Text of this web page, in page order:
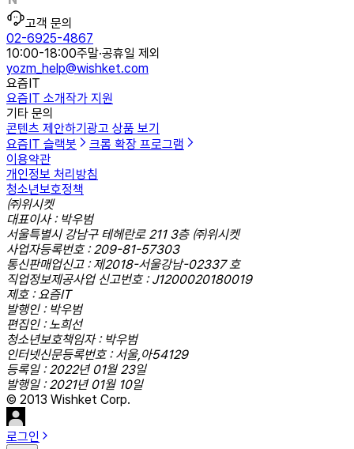
고객 문의
02-6925-4867
10:00-18:00주말·공휴일 제외
yozm_help@wishket.com
요즘IT
요즘IT 소개작가 지원
기타 문의
콘텐츠 제안하기 광고 상품 보기
요즘IT 슬랙봇
크롬 확장 프로그램
이용약관
개인정보 처리방침
청소년보호정책
㈜위시켓
대표이사 : 박우범
서울특별시 강남구 테헤란로 211 3층 ㈜위시켓
사업자등록번호 : 209-81-57303
통신판매업신고 : 제2018-서울강남-02337 호
직업정보제공사업 신고번호 : J1200020180019
제호 : 요즘IT
발행인 : 박우범
편집인 : 노희선
청소년보호책임자 : 박우범
인터넷신문등록번호 : 서울,아54129
등록일 : 2022년 01월 23일
발행일 : 2021년 01월 10일
© 2013 Wishket Corp.
로그인